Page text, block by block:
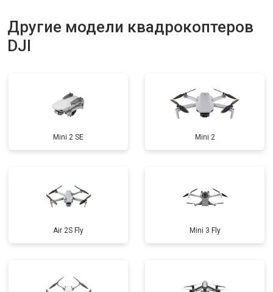
Другие модели квадрокоптеров
DJI
Mini 2 SE Mini 2
Air 2S Fly Mini 3 Fly